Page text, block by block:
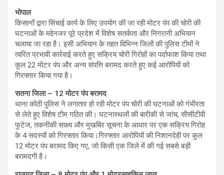
भोपाल
किसानों द्वारा सिंचाई कार्य के लिए उपयोग की जा रही मोटर पंप की चोरी की
घटनाओं के मद्देनजर पूरे प्रदेश में विशेष सतर्कता और निगरानी अभियान
चलाया जा रहा है। इसी अभियान के तहत विभिन्न जिलों की पुलिस टीमों ने
त्वरित प्रभावी कार्रवाई करते हुए सक्रिय चोरी गिरोहों का पर्दाफाश किया तथा
कुल 22 मोटर पंप और अन्य संपत्ति बरामद करते हुए कई आरोपियों को
गिरफ्तार किया गया है।
सतना जिला – 12 मोटर पंप बरामद
थाना कोठी पुलिस ने लगातार हो रही मोटर पंप चोरी की घटनाओं को गंभीरता
से लेते हुए विशेष टीम गठित की। घटनास्थलों की बारीकी से जांच, सीसीटीवी
फुटेज, तकनीकी साक्ष्य और मुखबिर सूचना के आधार पर एक सक्रिय गिरोह
के 4 सदस्यों को गिरफ्तार किया।गिरफ्तार आरोपियों की निशानदेही पर कुल
12 मोटर पंप बरामद किए गए, जो किसी एक जिले में की गई सबसे बड़ी
बरामदगी है।